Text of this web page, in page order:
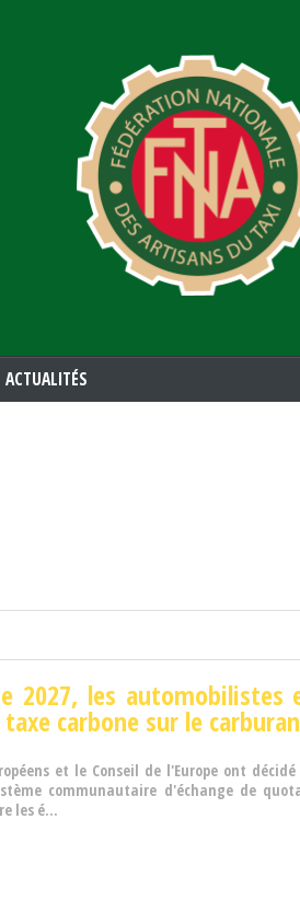
contenu
principal
ACTUALITÉS
2027, les automobilistes
carbone sur le
et le Conseil de l'Europe ont
communautaire d'échange de
les é...